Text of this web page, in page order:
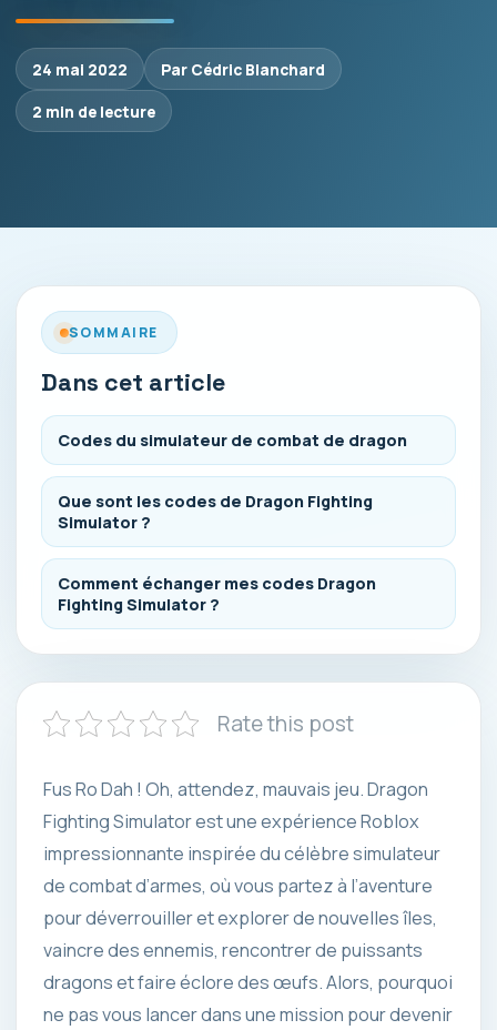
24 mai 2022
Par Cédric Blanchard
2 min de lecture
SOMMAIRE
Dans cet article
Codes du simulateur de combat de dragon
Que sont les codes de Dragon Fighting
Simulator ?
Comment échanger mes codes Dragon
Fighting Simulator ?
Rate this post
Fus Ro Dah ! Oh, attendez, mauvais jeu. Dragon
Fighting Simulator est une expérience Roblox
impressionnante inspirée du célèbre simulateur
de combat d’armes, où vous partez à l’aventure
pour déverrouiller et explorer de nouvelles îles,
vaincre des ennemis, rencontrer de puissants
dragons et faire éclore des œufs. Alors, pourquoi
ne pas vous lancer dans une mission pour devenir